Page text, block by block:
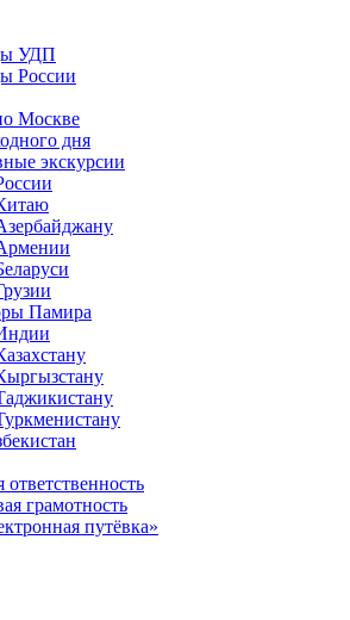
УДП
России
Москве
дня
экскурсии
Памира
ответственность
грамотность
путёвка»